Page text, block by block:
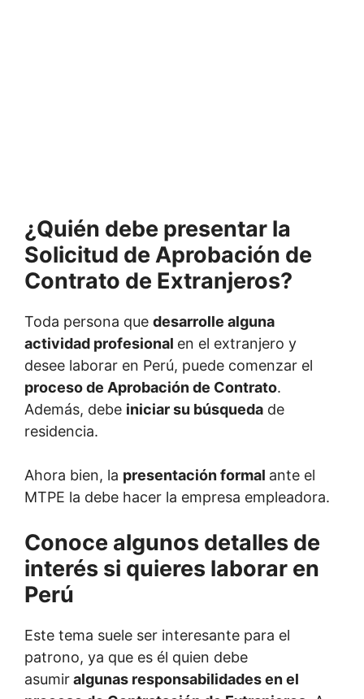
¿Quién debe presentar la
Solicitud de Aprobación de
Contrato de Extranjeros?
Toda persona que desarrolle alguna
actividad profesional en el extranjero y
desee laborar en Perú, puede comenzar el
proceso de Aprobación de Contrato.
Además, debe iniciar su búsqueda de
residencia.
Ahora bien, la presentación formal ante el
MTPE la debe hacer la empresa empleadora.
Conoce algunos detalles de
interés si quieres laborar en
Perú
Este tema suele ser interesante para el
patrono, ya que es él quien debe
asumiralgunas responsabilidades en el